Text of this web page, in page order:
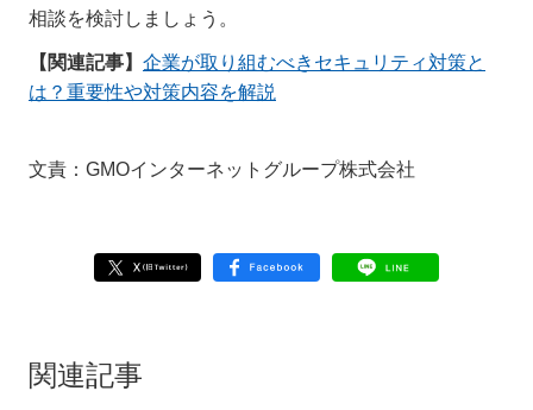
相談を検討しましょう。
【関連記事】 企業が取り組むべきセキュリティ対策と
は？重要性や対策内容を解説
文責：GMOインターネットグループ株式会社
関連記事